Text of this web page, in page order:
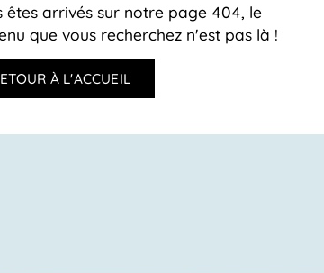
êtes arrivés sur notre page 404, le
que vous recherchez n'est pas là !
À L'ACCUEIL